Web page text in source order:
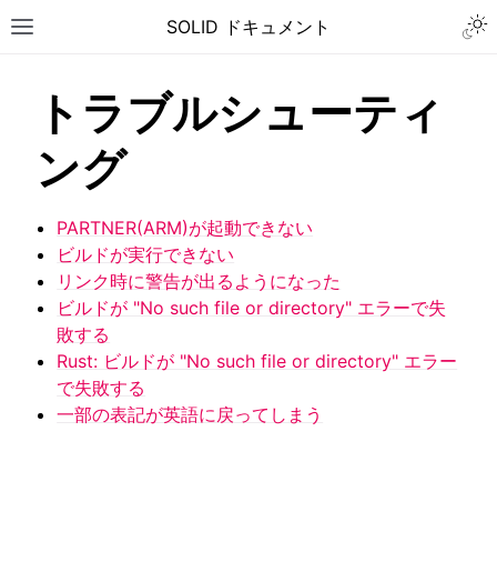
Toggle site navigation sidebar
SOLID ドキュメント
トラブルシューティ
ング
PARTNER(ARM)が起動できない
ビルドが実行できない
リンク時に警告が出るようになった
ビルドが "No such file or directory" エラーで失
敗する
Rust: ビルドが "No such file or directory" エラー
で失敗する
一部の表記が英語に戻ってしまう